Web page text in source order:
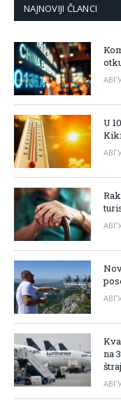
NAJNOVIJI ČLANCI
U
na